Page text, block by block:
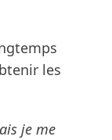
les
je me